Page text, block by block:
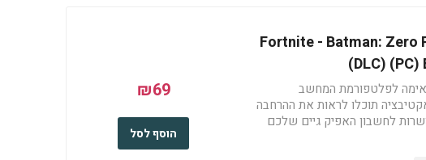
Fortnite - Batman: Zero
(DLC) (PC)
לפלטפורמת המחשב
תוכלו לראות את ההרחבה
לחשבון האפיק גיים שלכם
₪69
הוסף לסל